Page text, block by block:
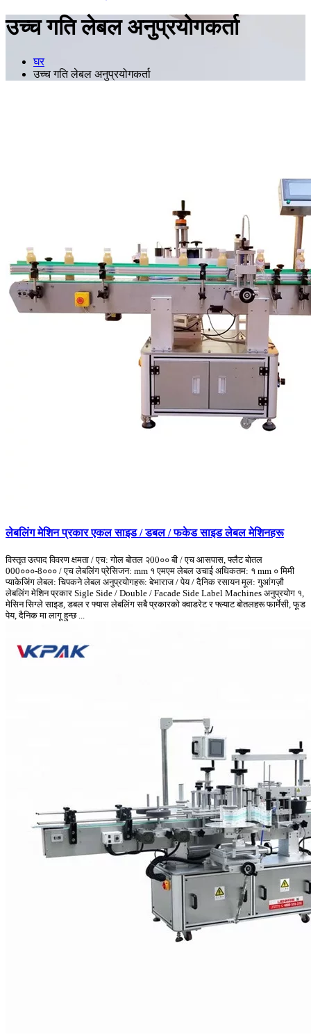
उच्च गति लेबल अनुप्रयोगकर्ता
घर
उच्च गति लेबल अनुप्रयोगकर्ता
लेबलिंग मेशिन प्रकार एकल साइड / डबल / फकेड साइड लेबल मेशिनहरू
विस्तृत उत्पाद विवरण क्षमता / एच: गोल बोतल २00०० बी / एच आसपास, फ्लैट बोतल
000०००-8००० / एच लेबलिंग प्रेसिजन: mm १ एमएम लेबल उचाई अधिकतम: १ mm ० मिमी
प्याकेजिंग लेबल: चिपकने लेबल अनुप्रयोगहरू: बेभाराज / पेय / दैनिक रसायन मूल: गुआंगज़ौ
लेबलिंग मेशिन प्रकार Sigle Side / Double / Facade Side Label Machines अनुप्रयोग १,
मेसिन सिग्ले साइड, डबल र फ्यास लेबलिंग सबै प्रकारको क्वाडरेट र फ्ल्याट बोतलहरू फार्मेसी, फूड
पेय, दैनिक मा लागू हुन्छ ...